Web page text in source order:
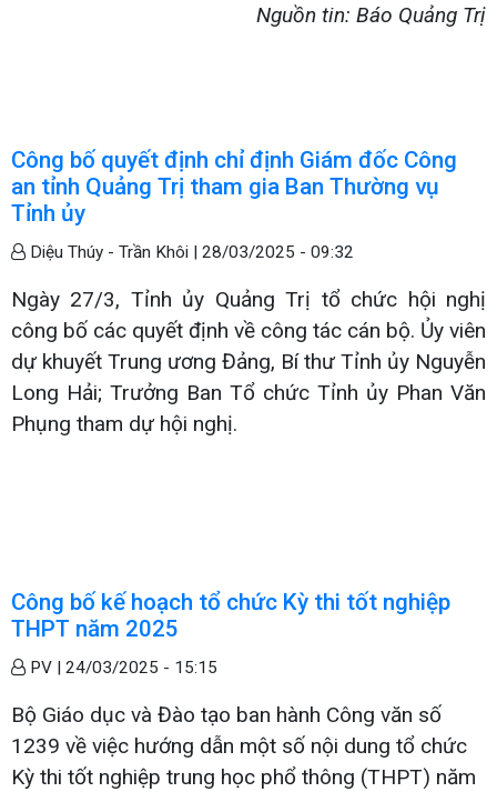
Nguồn tin: Báo Quảng Trị
Công bố quyết định chỉ định Giám đốc Công
an tỉnh Quảng Trị tham gia Ban Thường vụ
Tỉnh ủy
Diệu Thúy - Trần Khôi | 28/03/2025 - 09:32
Ngày 27/3, Tỉnh ủy Quảng Trị tổ chức hội nghị
công bố các quyết định về công tác cán bộ. Ủy viên
dự khuyết Trung ương Đảng, Bí thư Tỉnh ủy Nguyễn
Long Hải; Trưởng Ban Tổ chức Tỉnh ủy Phan Văn
Phụng tham dự hội nghị.
Công bố kế hoạch tổ chức Kỳ thi tốt nghiệp
THPT năm 2025
PV | 24/03/2025 - 15:15
Bộ Giáo dục và Đào tạo ban hành Công văn số
1239 về việc hướng dẫn một số nội dung tổ chức
Kỳ thi tốt nghiệp trung học phổ thông (THPT) năm